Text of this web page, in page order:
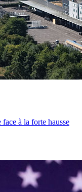
à la forte hausse